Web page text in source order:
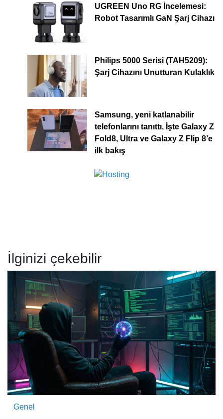
UGREEN Uno RG İncelemesi:
Robot Tasarımlı GaN Şarj Cihazı
Philips 5000 Serisi (TAH5209):
Şarj Cihazını Unutturan Kulaklık
Samsung, yeni katlanabilir
telefonlarını tanıttı. İşte Galaxy Z
Fold8, Ultra ve Galaxy Z Flip 8’e
ilk bakış
İlginizi çekebilir
Genel